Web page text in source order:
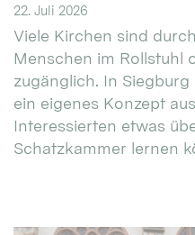
22. Juli 2026
Viele Kirchen sind
Menschen im Rollstuhl
zugänglich. In
ein eigenes Konzept
Interessierten etwas
Schatzkammer lernen